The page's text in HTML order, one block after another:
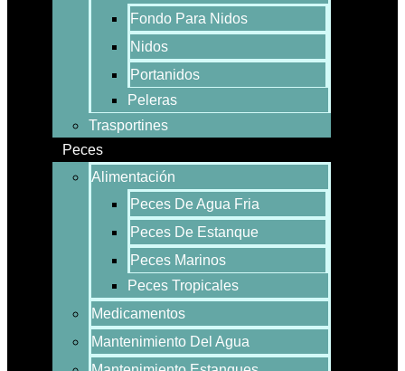
Fondo Para Nidos
Nidos
Portanidos
Peleras
Trasportines
Peces
Alimentación
Peces De Agua Fria
Peces De Estanque
Peces Marinos
Peces Tropicales
Medicamentos
Mantenimiento Del Agua